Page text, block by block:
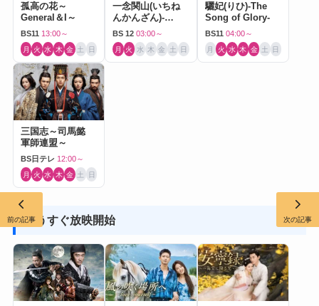
孤高の花～
General＆I～
BS11 13:00～
月 火 水 木 金 土 日
一念関山(いちね
んかんざん)-
Journey to Love-
BS 12 03:00～
月 火 水 木 金 土 日
驪妃(りひ)-The
Song of Glory-
BS11 04:00～
月 火 水 木 金 土 日
三国志～司馬懿
軍師連盟～
BS日テレ 12:00～
月 火 水 木 金 土 日
もうすぐ放映開始
前の記事 次の記事